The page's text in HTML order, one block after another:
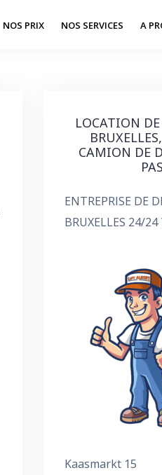
NOS PRIX NOS SERVICES A
LOCATION
CAMION DE
ENTREPRISE DE
BRUXELLES 24/
Kaasmarkt 15